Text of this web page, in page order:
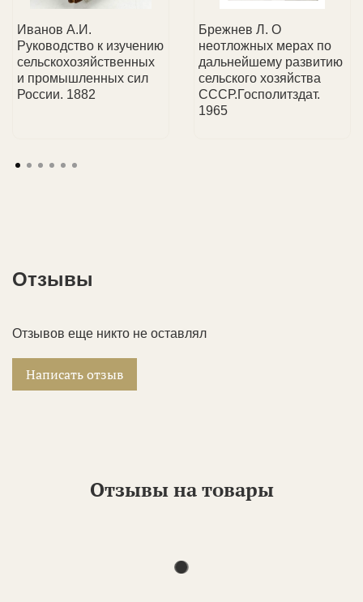
детали доставки.
Иванов А.И.
Руководство к изучению
сельскохозяйственных
и промышленных сил
России. 1882
Брежнев Л. О
неотложных мерах по
дальнейшему развитию
сельского хозяйства
СССР.Госполитздат.
1965
Отзывы
Отзывов еще никто не оставлял
Написать отзыв
Отзывы на товары